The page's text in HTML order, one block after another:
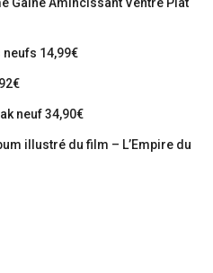
Gaine Amincissant Ventre Plat
neufs 14,99€
neuf 34,90€
illustré du film – L’Empire du